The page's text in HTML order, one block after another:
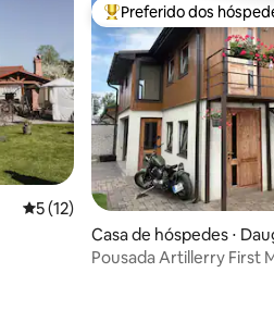
5 de uma avaliação média de 5,
5 (12)
Entre os melhores
Preferido dos
Casa de hóspedes ⋅
Pousada Artillerry First